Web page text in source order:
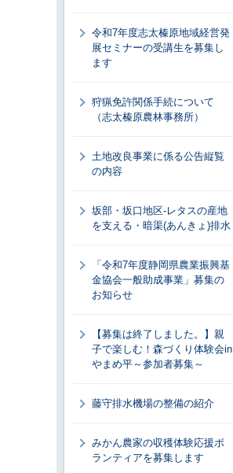
令和7年度志太榛原地域経営発
展セミナーの受講生を募集し
ます
狩猟免許関係手続について
（志太榛原農林事務所）
土地改良事業に係る公告縦覧
の内容
坂部・坂口地区-レタスの産地
を支える・暗渠(あんきょ)排水
「令和7年度静岡県農業振興基
金協会一般助成事業」募集の
お知らせ
【募集は終了しました。】親
子で楽しむ！森づくり体験会in
やまめ平～参加者募集～
藤守排水機場の整備の紹介
みかん農家の収穫体験応援ボ
ランティアを募集します